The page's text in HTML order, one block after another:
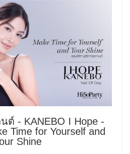
ต์ - KANEBO I Hope -
Time for Yourself and
Shine